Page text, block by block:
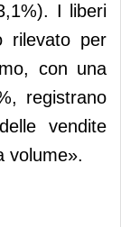
I liberi
rilevato per
con una
registrano
vendite
volume».